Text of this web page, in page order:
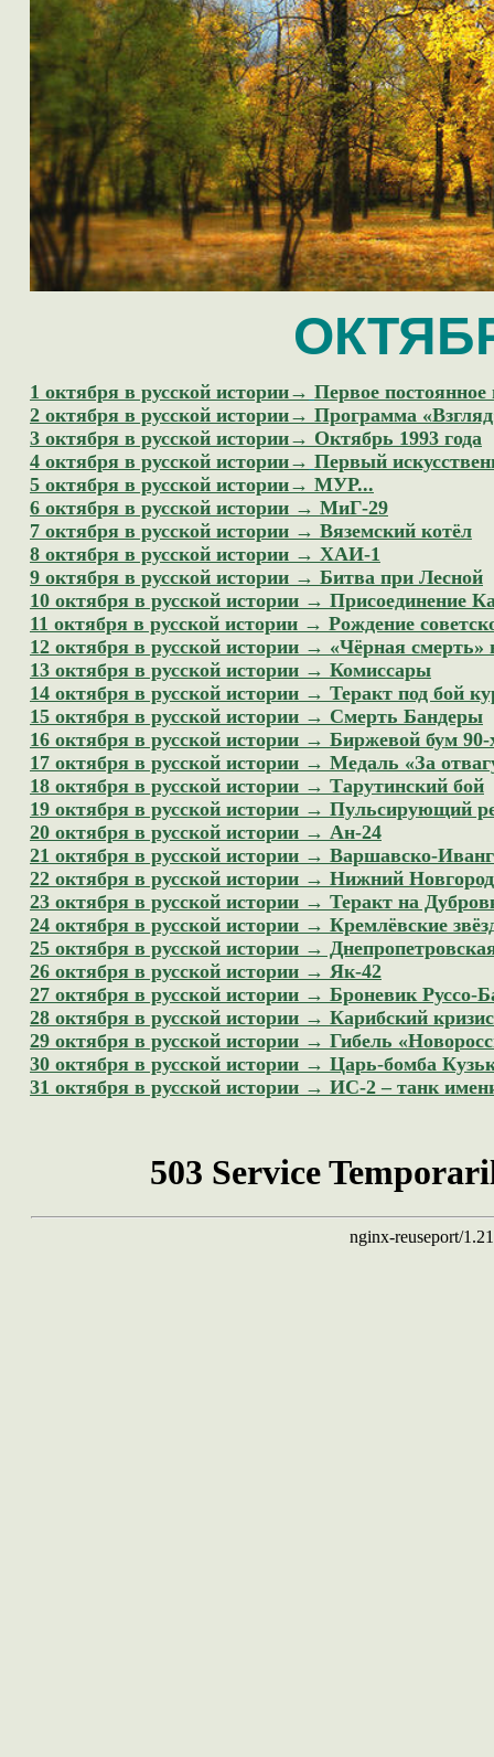
1 октября в русской истории→ Первое постоянное
2 октября в русской истории→ Программа
3 октября в русской истории→ Октябрь 1993 года
4 октября в русской истории→ Первый
5 октября в русской истории→ МУР...
6 октября в русской истории → МиГ-29
7 октября в русской истории → Вяземский котёл
8 октября в русской истории → ХАИ-1
9 октября в русской истории → Битва при Лесной
10 октября в русской истории → Присоединение
11 октября в русской истории → Рождение
12 октября в русской истории → «Чёрная
13 октября в русской истории → Комиссары
14 октября в русской истории → Теракт под бой
15 октября в русской истории → Смерть Бандеры
16 октября в русской истории → Биржевой бум 90-
17 октября в русской истории → Медаль «За
18 октября в русской истории → Тарутинский бой
19 октября в русской истории → Пульсирующий
20 октября в русской истории → Ан-24
21 октября в русской истории → Варшавско-
22 октября в русской истории → Нижний Новгород
23 октября в русской истории → Теракт на
24 октября в русской истории → Кремлёвские
25 октября в русской истории →
26 октября в русской истории → Як-42
27 октября в русской истории → Броневик Руссо-
28 октября в русской истории → Карибский кризис
29 октября в русской истории → Гибель
30 октября в русской истории → Царь-бомба
31 октября в русской истории → ИС-2 – танк